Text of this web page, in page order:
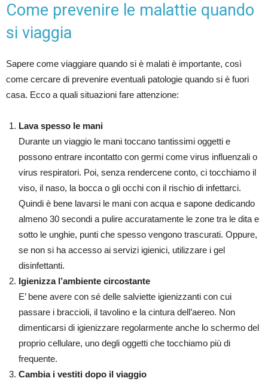
Come prevenire le malattie quando
si viaggia
Sapere come viaggiare quando si è malati è importante, così
come cercare di prevenire eventuali patologie quando si è fuori
casa. Ecco a quali situazioni fare attenzione:
Lava spesso le mani
Durante un viaggio le mani toccano tantissimi oggetti e
possono entrare incontatto con germi come virus influenzali o
virus respiratori. Poi, senza rendercene conto, ci tocchiamo il
viso, il naso, la bocca o gli occhi con il rischio di infettarci.
Quindi è bene lavarsi le mani con acqua e sapone dedicando
almeno 30 secondi a pulire accuratamente le zone tra le dita e
sotto le unghie, punti che spesso vengono trascurati. Oppure,
se non si ha accesso ai servizi igienici, utilizzare i gel
disinfettanti.
Igienizza l’ambiente circostante
E’ bene avere con sé delle salviette igienizzanti con cui
passare i braccioli, il tavolino e la cintura dell’aereo. Non
dimenticarsi di igienizzare regolarmente anche lo schermo del
proprio cellulare, uno degli oggetti che tocchiamo più di
frequente.
Cambia i vestiti dopo il viaggio